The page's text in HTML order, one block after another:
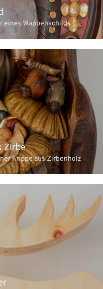
eines Wappenschilds
Zirbe
Krippe aus Zirbenholz